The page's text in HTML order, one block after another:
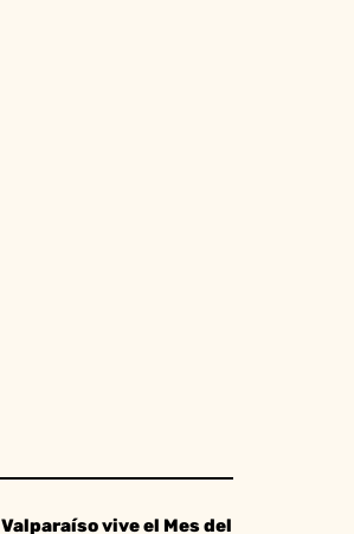
Valparaíso vive el Mes del